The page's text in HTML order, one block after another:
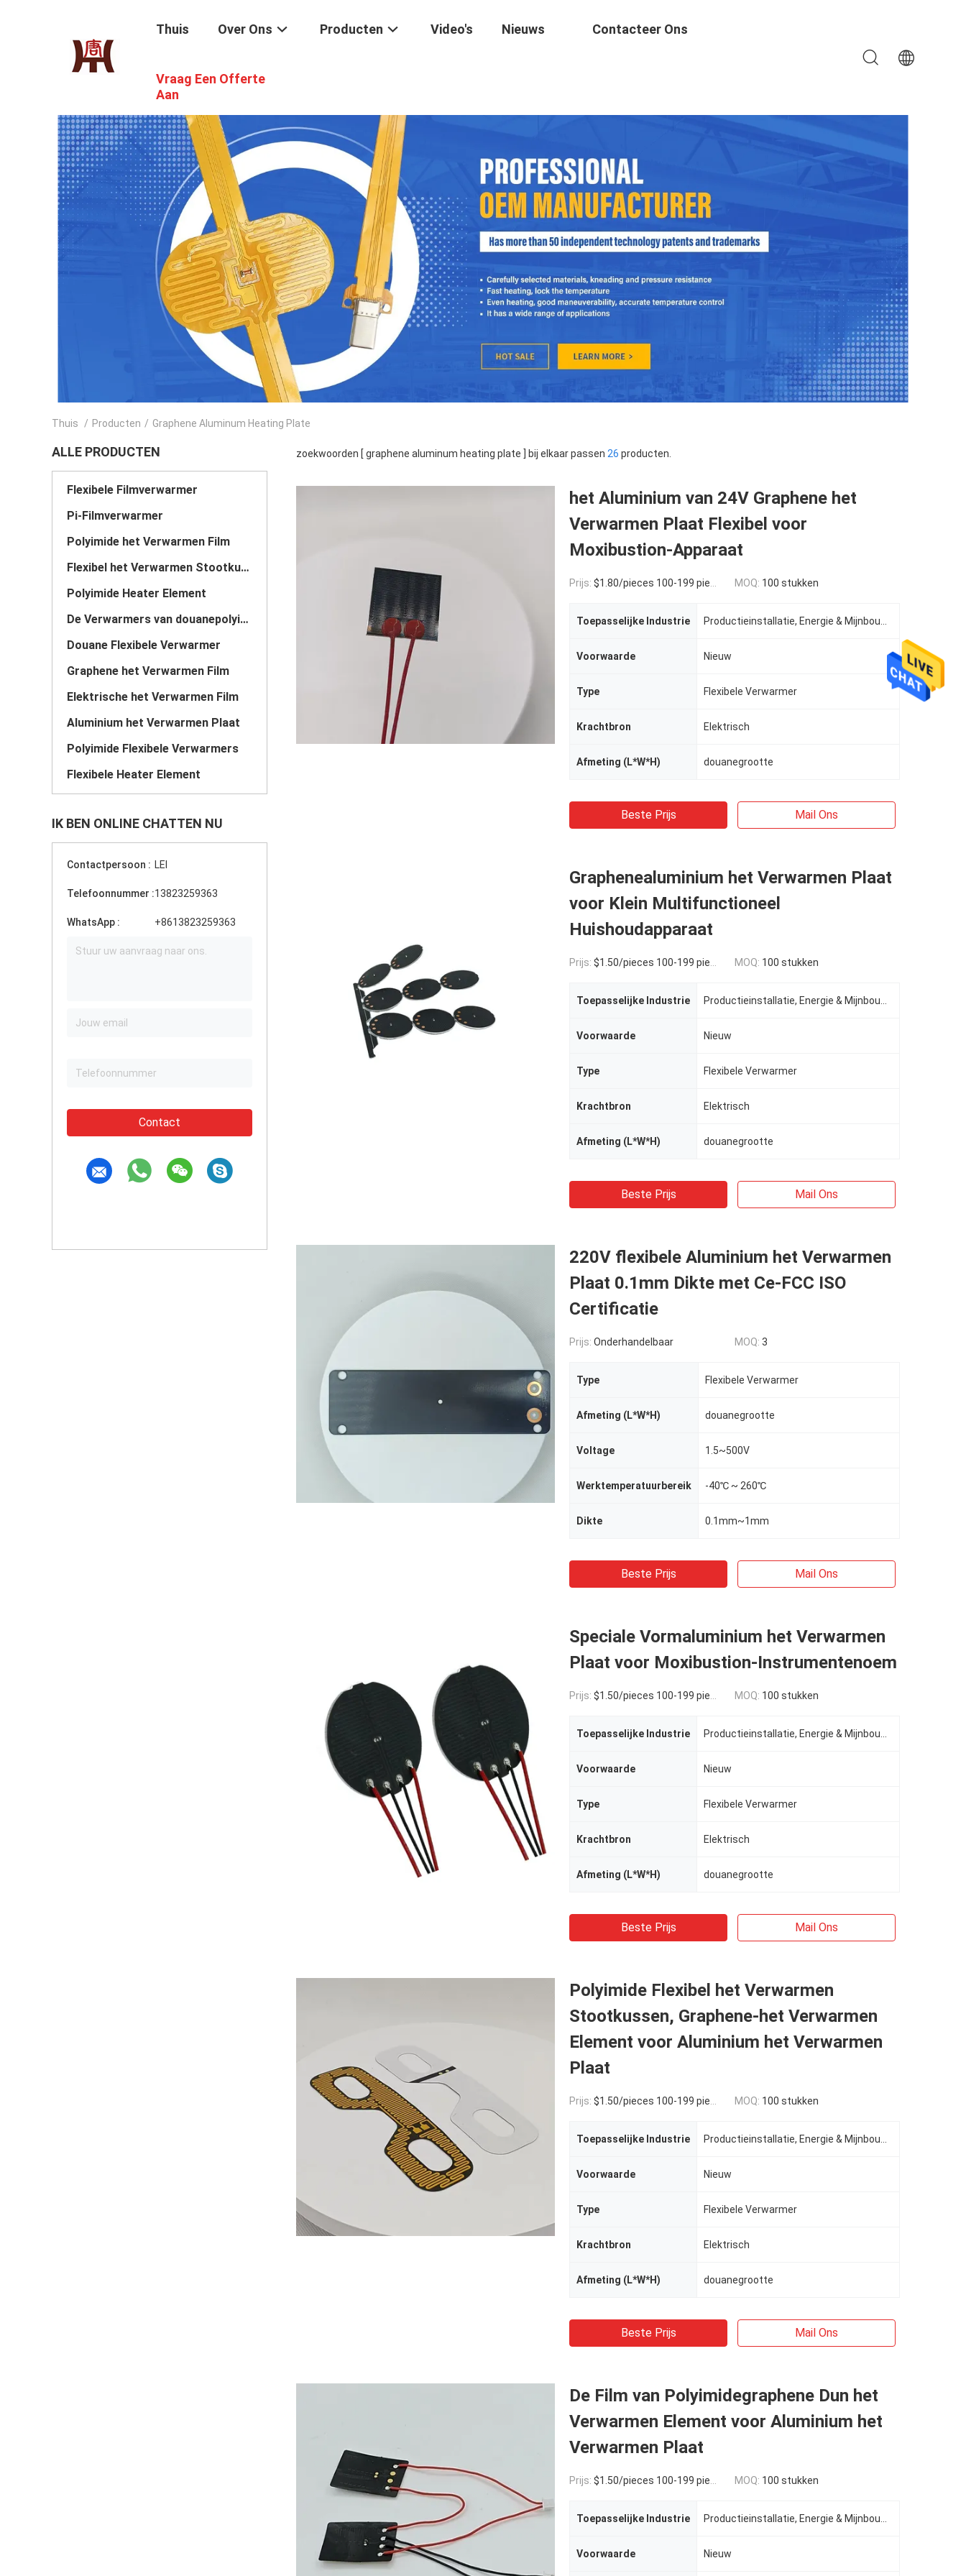
Thuis Over Ons Producten Video's Nieuws Contacteer Ons
Vraag Een Offerte
Aan
Thuis / Producten / Graphene Aluminum Heating Plate
ALLE PRODUCTEN
Flexibele Filmverwarmer
Pi-Filmverwarmer
Polyimide het Verwarmen Film
Flexibel het Verwarmen Stootkussen
Polyimide Heater Element
De Verwarmers van douanepolyimide
Douane Flexibele Verwarmer
Graphene het Verwarmen Film
Elektrische het Verwarmen Film
Aluminium het Verwarmen Plaat
Polyimide Flexibele Verwarmers
Flexibele Heater Element
IK BEN ONLINE CHATTEN NU
Contactpersoon : LEI
Telefoonnummer :13823259363
WhatsApp : +8613823259363
Contact
zoekwoorden [ graphene aluminum heating plate ] bij elkaar passen 26 producten.
het Aluminium van 24V Graphene het
Verwarmen Plaat Flexibel voor
Moxibustion-Apparaat
Prijs: $1.80/pieces 100-199 pieces MOQ: 100 stukken
Toepasselijke Industrie
Voorwaarde Nieuw
Type Flexibele Verwarmer
Krachtbron Elektrisch
Afmeting (L*W*H) douanegrootte
Beste Prijs Mail Ons
Graphenealuminium het Verwarmen Plaat
voor Klein Multifunctioneel
Huishoudapparaat
Prijs: $1.50/pieces 100-199 pieces MOQ: 100 stukken
Toepasselijke Industrie
Voorwaarde Nieuw
Type Flexibele Verwarmer
Krachtbron Elektrisch
Afmeting (L*W*H) douanegrootte
Beste Prijs Mail Ons
220V flexibele Aluminium het Verwarmen
Plaat 0.1mm Dikte met Ce-FCC ISO
Certificatie
Prijs: Onderhandelbaar MOQ: 3
Type Flexibele Verwarmer
Afmeting (L*W*H) douanegrootte
Voltage 1.5~500V
Werktemperatuurbereik -40℃ ~ 260℃
Dikte 0.1mm~1mm
Beste Prijs Mail Ons
Speciale Vormaluminium het Verwarmen
Plaat voor Moxibustion-Instrumentenoem
Prijs: $1.50/pieces 100-199 pieces MOQ: 100 stukken
Toepasselijke Industrie
Voorwaarde Nieuw
Type Flexibele Verwarmer
Krachtbron Elektrisch
Afmeting (L*W*H) douanegrootte
Beste Prijs Mail Ons
Polyimide Flexibel het Verwarmen
Stootkussen, Graphene-het Verwarmen
Element voor Aluminium het Verwarmen
Plaat
Prijs: $1.50/pieces 100-199 pieces MOQ: 100 stukken
Toepasselijke Industrie
Voorwaarde Nieuw
Type Flexibele Verwarmer
Krachtbron Elektrisch
Afmeting (L*W*H) douanegrootte
Beste Prijs Mail Ons
De Film van Polyimidegraphene Dun het
Verwarmen Element voor Aluminium het
Verwarmen Plaat
Prijs: $1.50/pieces 100-199 pieces MOQ: 100 stukken
Toepasselijke Industrie
Voorwaarde Nieuw